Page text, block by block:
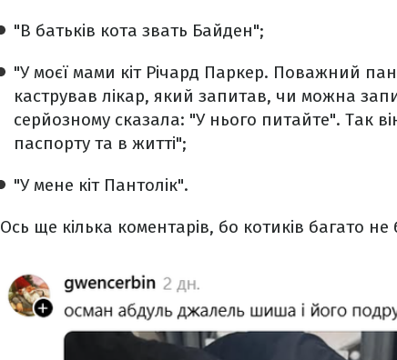
"В батьків кота звать Байден";
"У моєї мами кіт Річард Паркер. Поважний
кастрував лікар, який запитав, чи можна
серйозному сказала: "У нього питайте". Так
паспорту та в житті";
"У мене кіт Пантолік".
Ось ще кілька коментарів, бо котиків багато не